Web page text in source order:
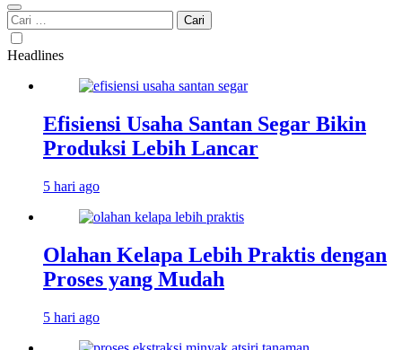
Cari
untuk:
Headlines
Efisiensi Usaha Santan Segar Bikin
Produksi Lebih Lancar
5 hari ago
Olahan Kelapa Lebih Praktis dengan
Proses yang Mudah
5 hari ago